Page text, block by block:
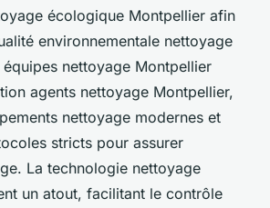
écologique Montpellier afin
environnementale nettoyage
nettoyage Montpellier
agents nettoyage Montpellier,
nettoyage modernes et
stricts pour assurer
La technologie nettoyage
un atout, facilitant le contrôle